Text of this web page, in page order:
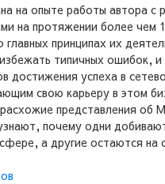
на опыте работы автора с
на протяжении более чем
главных принципах их
типичных ошибок, и
достижения успеха в
свою карьеру в этом
представления об
почему одни
а другие остаются на